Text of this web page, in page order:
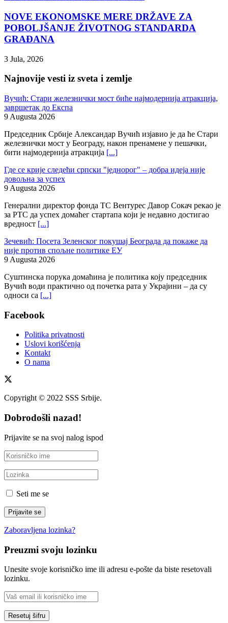
NOVE EKONOMSKE MERE DRŽAVE ZA
POBOLJŠANJE ŽIVOTNOG STANDARDA
GRAĐANA
3 Jula, 2026
Najnovije vesti iz sveta i zemlje
Вучић: Стари железнички мост биће најмодернија атракција,
завршетак до Експа
9 Augusta 2026
Председник Србије Александар Вучић изјавио је да ће Стари
железнички мост у Београду, након пренамене у пешачки,
бити најмодернија атракција [...]
Где се крије следећи српски "једнорог" – добра идеја није
довољна за успех
9 Augusta 2026
Генерални директор фонда ТС Вентурес Давор Сокач рекао је
за РТС да успех домаћег стартапа који је недавно достигао
вредност [...]
Зечевић: Посета Зеленског покушај Београда да покаже да
није против спољне политике ЕУ
9 Augusta 2026
Суштинска порука домаћина је политика коју председник
Вучић води практично од почетка рата у Украјини – да су
односи са [...]
Facebook
Politika privatnosti
Uslovi korišćenja
Kontakt
O nama
Copyright © 2022 SSS Srbije.
Dobrodošli nazad!
Prijavite se na svoj nalog ispod
Seti me se
Zaboravljena lozinka?
Preuzmi svoju lozinku
Unesite svoje korisničko ime ili adresu e-pošte da biste resetovali
lozinku.